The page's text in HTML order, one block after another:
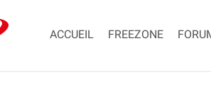
ACCUEIL FREEZONE